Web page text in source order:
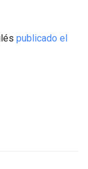
publicado el